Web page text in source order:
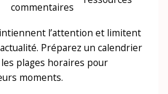
commentaires
l’attention et limitent
Préparez un calendrier
plages horaires pour
moments.